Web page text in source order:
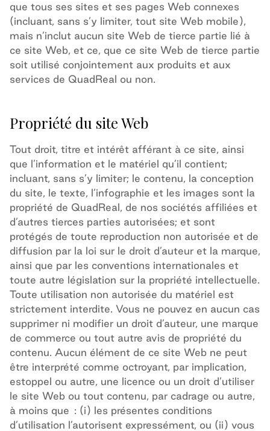
que tous ses sites et ses pages Web connexes
(incluant, sans s’y limiter, tout site Web mobile),
mais n’inclut aucun site Web de tierce partie lié à
ce site Web, et ce, que ce site Web de tierce partie
soit utilisé conjointement aux produits et aux
services de QuadReal ou non.
Propriété du site Web
Tout droit, titre et intérêt afférant à ce site, ainsi
que l’information et le matériel qu’il contient;
incluant, sans s’y limiter; le contenu, la conception
du site, le texte, l’infographie et les images sont la
propriété de QuadReal, de nos sociétés affiliées et
d’autres tierces parties autorisées; et sont
protégés de toute reproduction non autorisée et de
diffusion par la loi sur le droit d’auteur et la marque,
ainsi que par les conventions internationales et
toute autre législation sur la propriété intellectuelle.
Toute utilisation non autorisée du matériel est
strictement interdite. Vous ne pouvez en aucun cas
supprimer ni modifier un droit d’auteur, une marque
de commerce ou tout autre avis de propriété du
contenu. Aucun élément de ce site Web ne peut
être interprété comme octroyant, par implication,
estoppel ou autre, une licence ou un droit d’utiliser
le site Web ou tout contenu, par cadrage ou autre,
à moins que : (i) les présentes conditions
d’utilisation l’autorisent expressément, ou (ii) vous